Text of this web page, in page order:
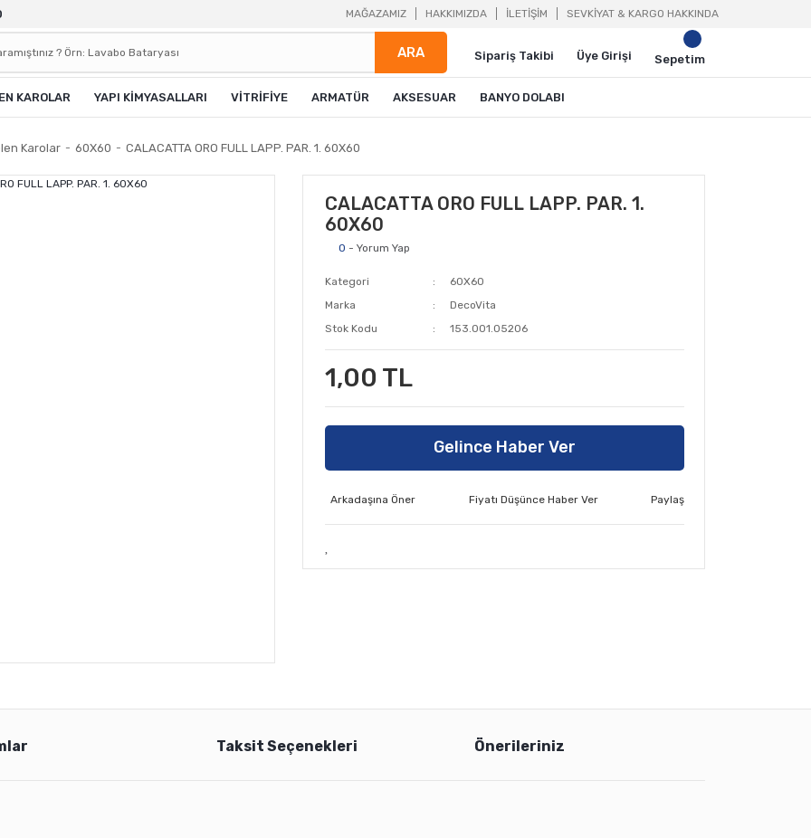
MAĞAZAMIZ HAKKIMIZDA İLETİŞİM SEVKİYAT & KARGO HAKKINDA
ARA Sipariş Takibi Üye Girişi Sepetim
KAROLAR YAPI KİMYASALLARI VİTRİFİYE ARMATÜR AKSESUAR BANYO DOLABI
Karolar 60X60 CALACATTA ORO FULL LAPP. PAR. 1. 60X60
CALACATTA ORO FULL LAPP. PAR. 1.
60X60
0 - Yorum Yap
Kategori
60X60
Marka
DecoVita
Stok Kodu
153.001.05206
1,00 TL
Gelince Haber Ver
Arkadaşına Öner Fiyatı Düşünce Haber Ver Paylaş
Taksit Seçenekleri Önerileriniz